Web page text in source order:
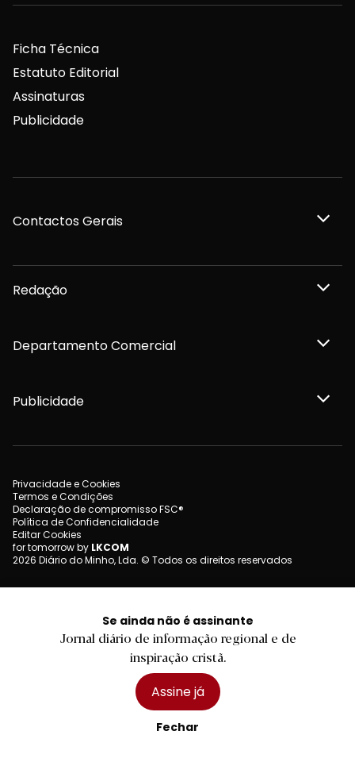
Se ainda não é assinante
Jornal diário de informação regional e de
inspiração cristã.
Assine já
Fechar
Ficha Técnica
Estatuto Editorial
Assinaturas
Publicidade
Contactos Gerais
Redação
Departamento Comercial
Publicidade
Privacidade e Cookies
Termos e Condições
Declaração de compromisso FSC®
Política de Confidencialidade
Editar Cookies
for tomorrow by LKCOM
2026 Diário do Minho, Lda. © Todos os direitos reservados